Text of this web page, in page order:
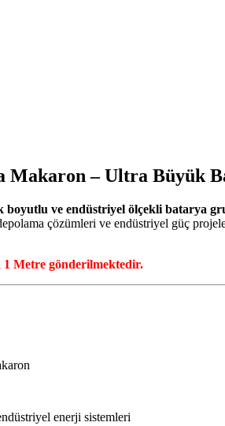
Makaron – Ultra Büyük
boyutlu ve endüstriyel ölçekli batarya
çözümleri ve endüstriyel güç
1 Metre gönderilmektedir.
enerji sistemleri